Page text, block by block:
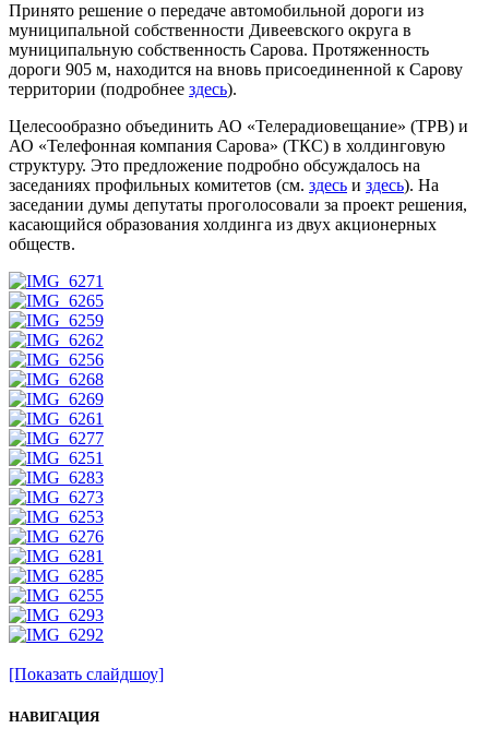
Принято решение о передаче автомобильной дороги из
муниципальной собственности Дивеевского округа в
муниципальную собственность Сарова. Протяженность
дороги 905 м, находится на вновь присоединенной к Сарову
территории (подробнее здесь).
Целесообразно объединить АО «Телерадиовещание» (ТРВ) и
АО «Телефонная компания Сарова» (ТКС) в холдинговую
структуру. Это предложение подробно обсуждалось на
заседаниях профильных комитетов (см. здесь и здесь). На
заседании думы депутаты проголосовали за проект решения,
касающийся образования холдинга из двух акционерных
обществ.
[Показать слайдшоу]
НАВИГАЦИЯ